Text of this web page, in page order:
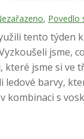
, Povedlo
tento týden
jsme,
jsme si ve
ledové barvy,
kombinaci s